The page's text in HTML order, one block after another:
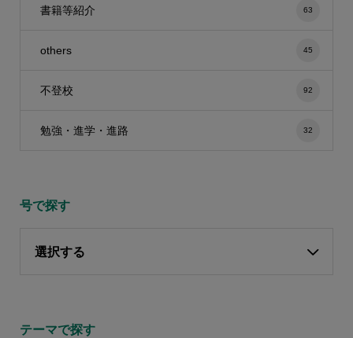
書籍等紹介 63
others 45
不登校 92
勉強・進学・進路 32
号で探す
選択する
テーマで探す